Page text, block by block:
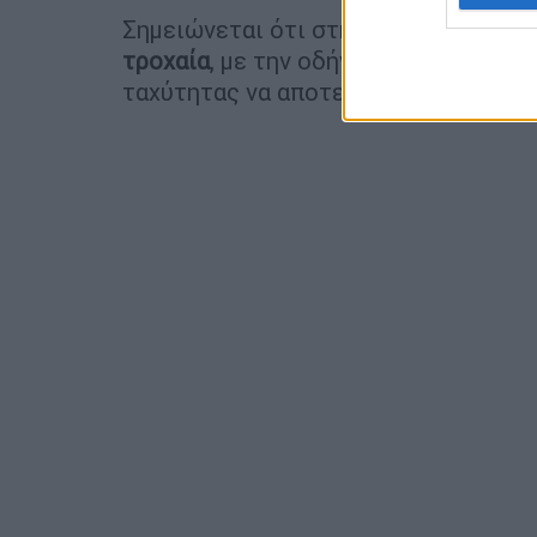
Σημειώνεται ότι στην
το
τροχαία, με την οδήγηση υπό την
ταχύτητας να αποτελούν τις κύριες